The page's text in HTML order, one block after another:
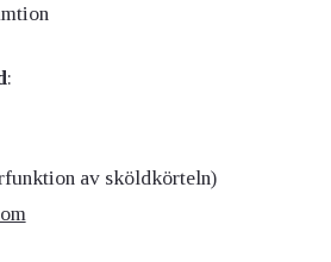
:
av sköldkörteln)